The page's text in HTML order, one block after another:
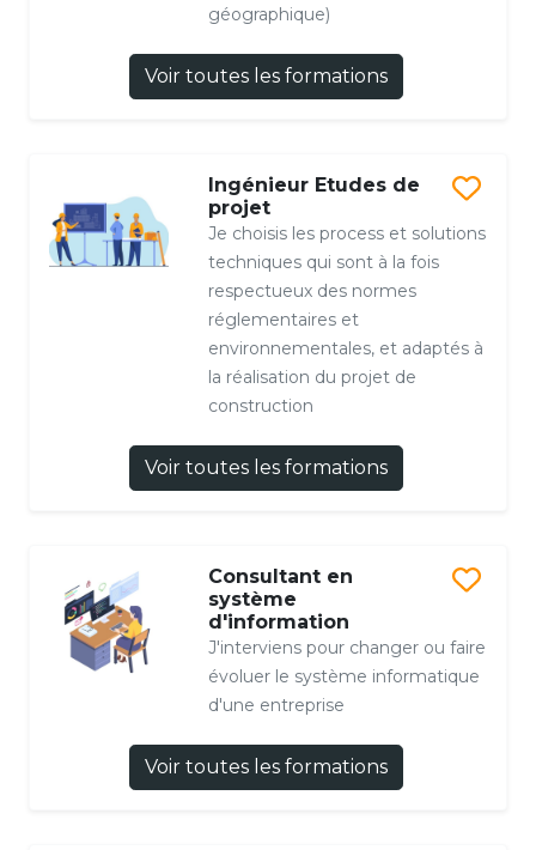
géographique)
Voir toutes les formations
Ingénieur Etudes de
projet
Je choisis les process et solutions
techniques qui sont à la fois
respectueux des normes
réglementaires et
environnementales, et adaptés à
la réalisation du projet de
construction
Voir toutes les formations
Consultant en
système
d'information
J'interviens pour changer ou faire
évoluer le système informatique
d'une entreprise
Voir toutes les formations